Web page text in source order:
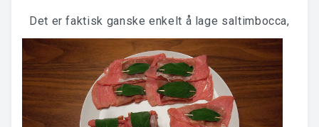
Det er faktisk ganske enkelt å lage saltimbocca,